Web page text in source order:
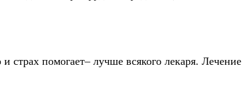
страх помогает– лучше всякого лекаря. Лечение